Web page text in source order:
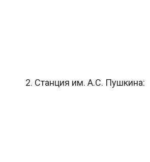
2. Станция им. А.С. Пушкина: